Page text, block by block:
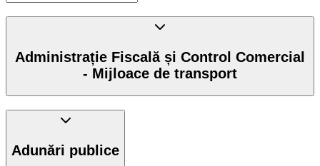
Administrație Fiscală și Control Comercial
- Mijloace de transport
Adunări publice